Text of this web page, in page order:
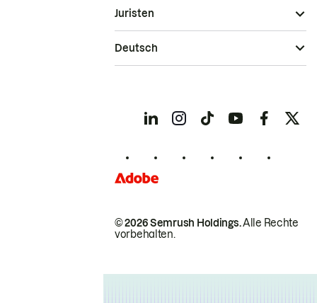
© 2026 Semrush Holdings.Alle Rechte
vorbehalten.
Juristen
Deutsch